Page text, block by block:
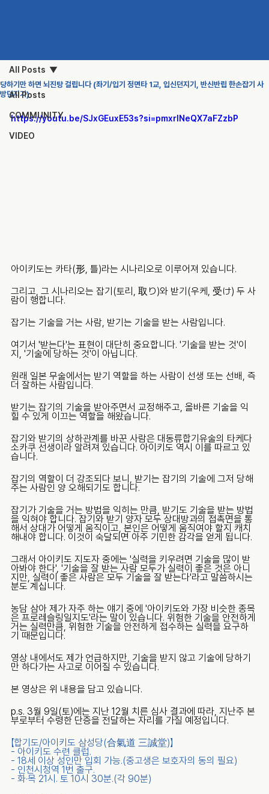
All Posts
COMMUNITY
VIDEO
All Posts
당하기만 하면 뇌진탕 걸립니다 (좌기/입기 정면타 1교, 입신던지기, 반신반립 한손잡기 사
방던지기)
https://youtu.be/SJxGEuxE53s?si=pmxrlNeQX7aFZzbP
아이키도는 카타(形, 틀)라는 시나리오로 이루어져 있습니다.
그리고, 그 시나리오는 잡기(토리, 取り)와 받기(우케, 受け) 두 사
람이 행합니다.
잡기는 기술을 거는 사람, 받기는 기술을 받는 사람입니다.
여기서 '받는다'는 표현이 대단히 중요합니다. '기술을 받는 것'이
지, '기술에 당하는 것'이 아닙니다.
원래 일본 무술에서는 받기 역할을 하는 사람이 선생 또는 선배, 즉
더 잘하는 사람입니다.
받기는 잡기의 기술을 받아주면서 교정해주고, 올바른 기술을 익
힐 수 있게 이끄는 역할을 해왔습니다.
잡기와 받기의 상하관계를 바꾼 사람은 대동류합기유술의 타케다
소카쿠 선생이라 알려져 있습니다. 아이키도 역시 이를 따르고 있
습니다.
잡기의 역할이 더 강조되다 보니, 받기는 잡기의 기술에 그저 당해
주는 사람인 양 오해되기도 합니다.
잡기가 기술을 거는 방법을 익히는 만큼, 받기도 기술을 받는 방법
을 익혀야 합니다. 잡기와 받기 양자 모두 상대방과의 접촉면을 통
해서 상대가 어떻게 움직이고, 본인은 어떻게 움직여야 할지 캐치
해내야 합니다. 이것이 숙달되면 아주 기민한 감각을 얻게 됩니다.
그래서 아이키도 지도자 중에는 '실력을 키우려면 기술을 많이 받
아봐야 한다', '기술을 잘 받는 사람 모두가 실력이 좋은 것은 아니
지만, 실력이 좋은 사람은 모두 기술을 잘 받는다'라고 말씀하시는
분도 계십니다.
농담 삼아 제가 자주 하는 얘기 중에 '아이키도와 가장 비슷한 종목
은 프로레슬링일지도'라는 말이 있습니다. 위험한 기술을 안전하게
거는 실력만큼, 위험한 기술을 안전하게 접수하는 실력을 요구하
기 때문입니다.
영상 내에서도 제가 언급하지만, 기술을 받지 않고 기술에 당하기
만 하다가는 사고로 이어질 수 있습니다.
본 영상은 위 내용을 담고 있습니다.
p.s. 3월 9일(토)에는 지난 12월 치른 심사 결과에 따라, 지난주 본
부로부터 수령한 단증을 전달하는 자리를 가질 예정입니다.
【합기도/아이키도 삼성당(合氣道 三誠堂)】
- 아이키도 수련 클럽.
- 18세 이상 성인만 입회 가능.(중고생은 보호자의 동의 필요)
- 인천시청역 1번 출구.
- 화·목 21시. 토 10시 30분.(각 90분)